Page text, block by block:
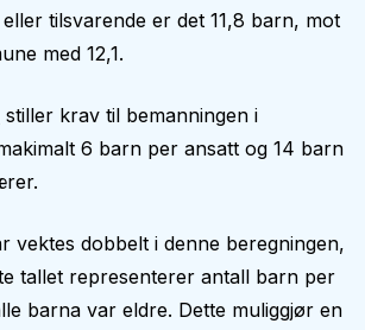
tilsvarende er det 11,8 barn, mot
med 12,1.
stiller krav til bemanningen i
6 barn per ansatt og 14 barn
vektes dobbelt i denne beregningen,
tallet representerer antall barn per
barna var eldre. Dette muliggjør en